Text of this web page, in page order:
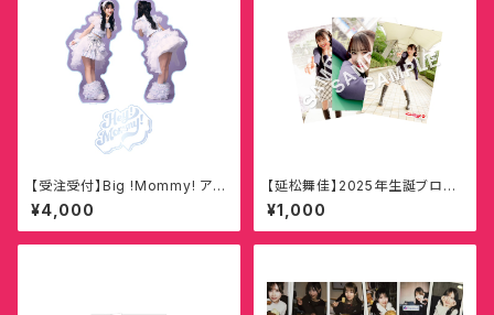
【受注受付】Big !Mommy! アク
リルスタンド【今丘葉月】
¥4,000
【延松舞佳】2025年生誕ブロマ
イド（全20種・ランダム3枚1セッ
ト）
¥1,000